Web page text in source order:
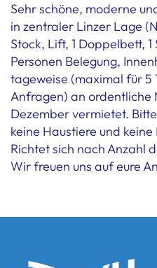
Sehr schöne, moderne
in zentraler Linzer Lage
Stock, Lift, 1 Doppelbett,
Personen Belegung,
tageweise (maximal für 5
Anfragen) an ordentliche
Dezember vermietet.
keine Haustiere und
Richtet sich nach Anzahl
Wir freuen uns auf eure